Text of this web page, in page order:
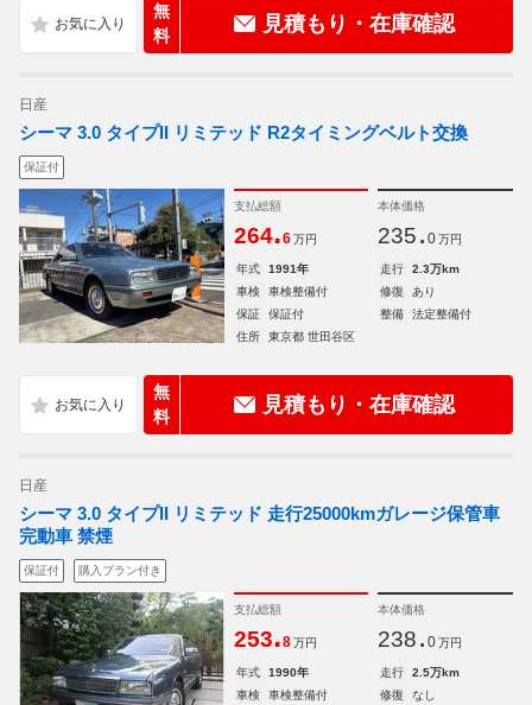
無
料
見積もり・在庫確認
日産
シーマ 3.0 タイプII リミテッド R2タイミングベルト交換
保証付
支払総額
264.6 万円
本体価格
235. 0 万円
年式 1991年 走行
2.3万km
車検
車検整備付 修復
あり
保証
保証付 整備
法定整備付
住所
東京都 世田谷区
無
料
見積もり・在庫確認
日産
シーマ 3.0 タイプII リミテッド 走行25000kmガレージ保管車
完動車 禁煙
保証付 購入プラン付き
支払総額
253.8 万円
本体価格
238. 0 万円
年式 1990年 走行
2.5万km
車検
車検整備付 修復
なし